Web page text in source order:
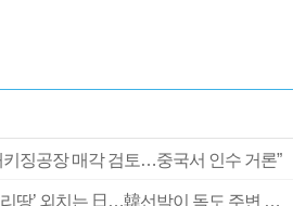
키징공장 매각 검토…중국서 인수 거론”
[속보] 여전히 ‘독도는 우리땅’ 외치는 日…韓선박이 독도 주변 해양조사 활동하자 반발